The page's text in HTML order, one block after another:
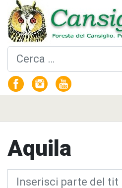
Cerca
Aquila
Inserisci parte del titolo